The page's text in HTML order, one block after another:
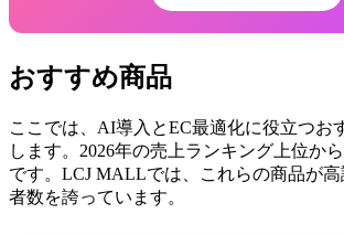
おすすめ商品
ここでは、AI導入とEC最適化に役立つお
します。2026年の売上ランキング上位か
です。LCJ MALLでは、これらの商品が
者数を誇っています。